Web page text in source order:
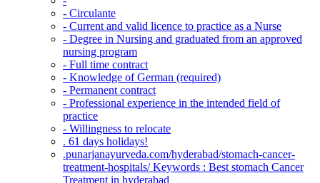
- Circulante
- Current and valid licence to practice as a Nurse
- Degree in Nursing and graduated from an approved
nursing program
- Full time contract
- Knowledge of German (required)
- Permanent contract
- Professional experience in the intended field of
practice
- Willingness to relocate
. 61 days holidays!
.punarjanayurveda.com/hyderabad/stomach-cancer-
treatment-hospitals/ Keywords : Best stomach Cancer
Treatment in hyderabad